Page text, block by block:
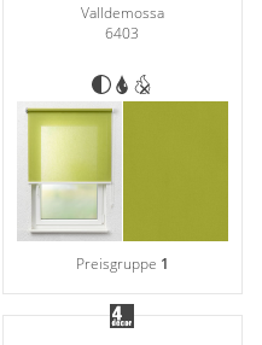
Valldemossa
6403
Preisgruppe 1